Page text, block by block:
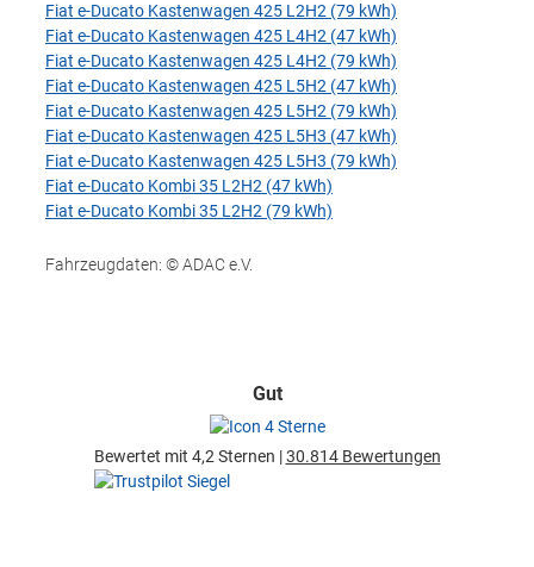
Fiat e-Ducato Kastenwagen 425 L2H2 (79 kWh)
Fiat e-Ducato Kastenwagen 425 L4H2 (47 kWh)
Fiat e-Ducato Kastenwagen 425 L4H2 (79 kWh)
Fiat e-Ducato Kastenwagen 425 L5H2 (47 kWh)
Fiat e-Ducato Kastenwagen 425 L5H2 (79 kWh)
Fiat e-Ducato Kastenwagen 425 L5H3 (47 kWh)
Fiat e-Ducato Kastenwagen 425 L5H3 (79 kWh)
Fiat e-Ducato Kombi 35 L2H2 (47 kWh)
Fiat e-Ducato Kombi 35 L2H2 (79 kWh)
Fahrzeugdaten: © ADAC e.V.
Gut
Bewertet mit 4,2 Sternen |30.814 Bewertungen